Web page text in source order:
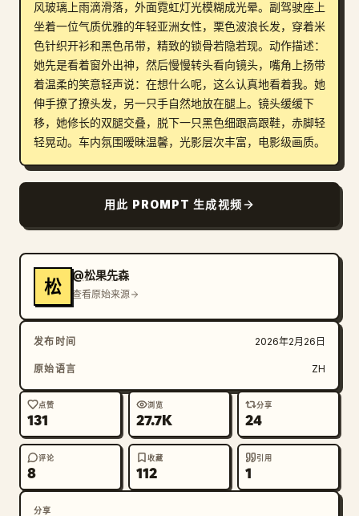
风玻璃上雨滴滑落，外面霓虹灯光模糊成光晕。副驾驶座上
坐着一位气质优雅的年轻亚洲女性，栗色波浪长发，穿着米
色针织开衫和黑色吊带，精致的锁骨若隐若现。动作描述：
她先是看着窗外出神，然后慢慢转头看向镜头，嘴角上扬带
着温柔的笑意轻声说：在想什么呢，这么认真地看着我。她
伸手撩了撩头发，另一只手自然地放在腿上。镜头缓缓下
移，她修长的双腿交叠，脱下一只黑色细跟高跟鞋，赤脚轻
轻晃动。车内氛围暧昧温馨，光影层次丰富，电影级画质。
用此 PROMPT 生成视频
松
@松果先森
查看原始来源
发布时间 2026年2月26日
原始语言 ZH
点赞
131
浏览
27.7K
分享
24
评论
8
收藏
112
引用
1
分享